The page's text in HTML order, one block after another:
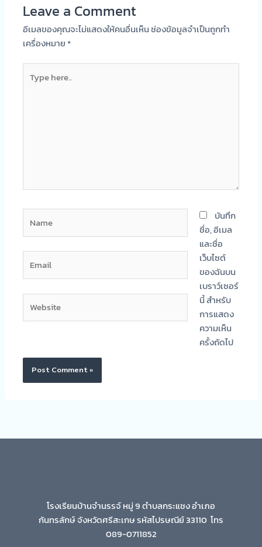
Leave a Comment
อีเมลของคุณจะไม่แสดงให้คนอื่นเห็นช่องข้อมูลจำเป็นถูกทำ
เครื่องหมาย*
here..
บันทึก
ชื่อ, อีเมล
และชื่อ
เว็บไซต์
ของฉันบน
เบราว์เซอร์
นี้ สำหรับ
การแสดง
ความเห็น
ครั้งถัดไป
โรงเรียนบ้านจำนรรจ์ หมู่ 9 ตำบลกระแชง อำเภอ
กันทรลักษ์ จังหวัดศรีสะเกษ รหัสไปรษณีย์ 33110 โทร
089-0711852